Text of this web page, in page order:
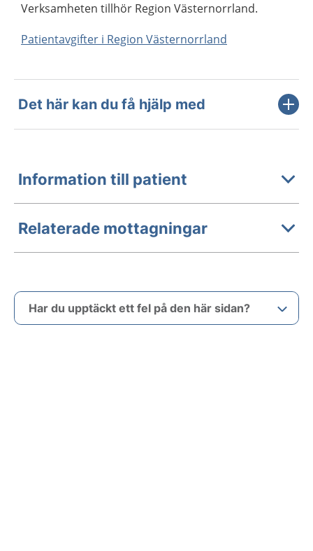
Verksamheten tillhör Region Västernorrland.
Patientavgifter i Region Västernorrland
Det här kan du få hjälp med
Information till patient
Relaterade mottagningar
Har du upptäckt ett fel på den här sidan?